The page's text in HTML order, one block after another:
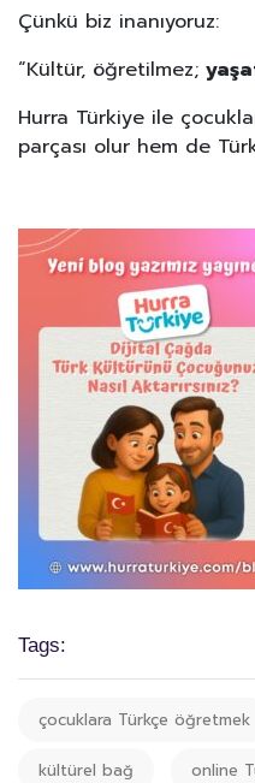
Çünkü biz inanıyoruz:
“Kültür, öğretilmez;
Hurra Türkiye ile
parçası olur hem de
Tags:
çocuklara Türkçe öğretmek
kültürel bağ online